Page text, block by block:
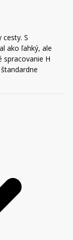
cesty. S
ako ľahký, ale
spracovanie H